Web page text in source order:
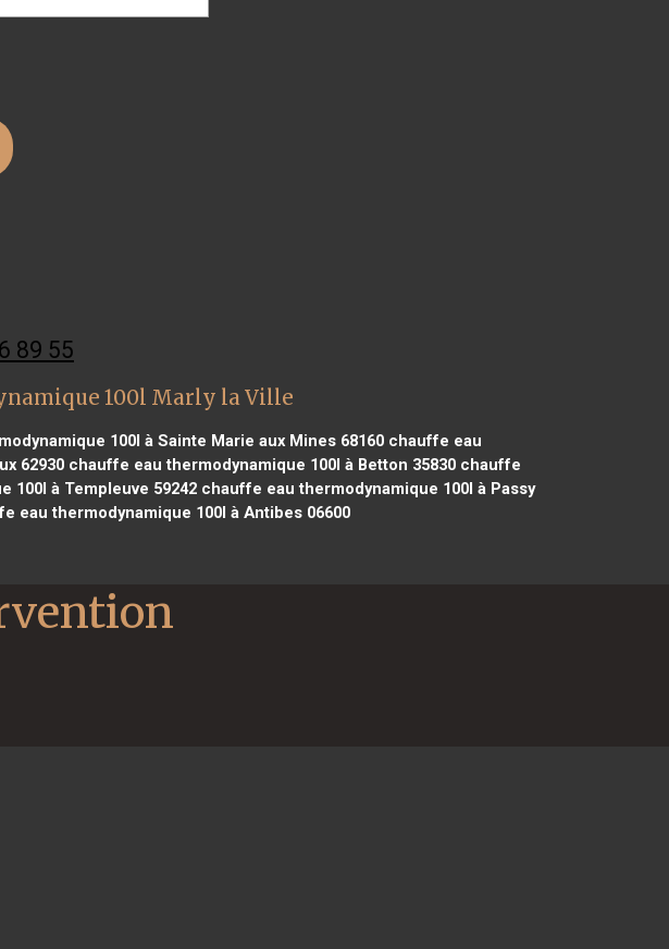
89 55
100l Marly la Ville
100l à Sainte Marie aux Mines 68160chauffe eau
62930chauffe eau thermodynamique 100l à Betton 35830chauffe
à Templeuve 59242chauffe eau thermodynamique 100l à Passy
eau thermodynamique 100l à Antibes 06600